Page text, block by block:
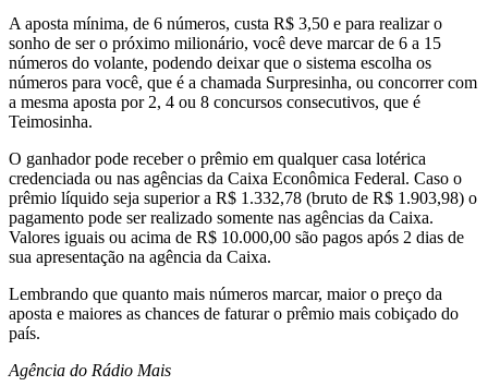
A aposta mínima, de 6 números, custa R$ 3,50 e para realizar o
sonho de ser o próximo milionário, você deve marcar de 6 a 15
números do volante, podendo deixar que o sistema escolha os
números para você, que é a chamada Surpresinha, ou concorrer com
a mesma aposta por 2, 4 ou 8 concursos consecutivos, que é
Teimosinha.
O ganhador pode receber o prêmio em qualquer casa lotérica
credenciada ou nas agências da Caixa Econômica Federal. Caso o
prêmio líquido seja superior a R$ 1.332,78 (bruto de R$ 1.903,98) o
pagamento pode ser realizado somente nas agências da Caixa.
Valores iguais ou acima de R$ 10.000,00 são pagos após 2 dias de
sua apresentação na agência da Caixa.
Lembrando que quanto mais números marcar, maior o preço da
aposta e maiores as chances de faturar o prêmio mais cobiçado do
país.
Agência do Rádio Mais